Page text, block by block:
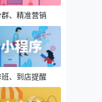
、精准营销
、到店提醒